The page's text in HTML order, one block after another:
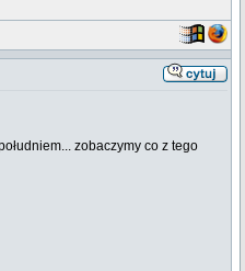
zobaczymy co z tego